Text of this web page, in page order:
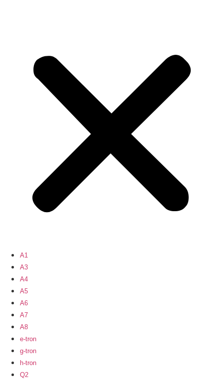
A1
A3
A4
A5
A6
A7
A8
e-tron
g-tron
h-tron
Q2